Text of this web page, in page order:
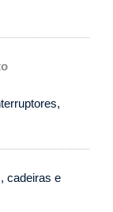
cadeiras e